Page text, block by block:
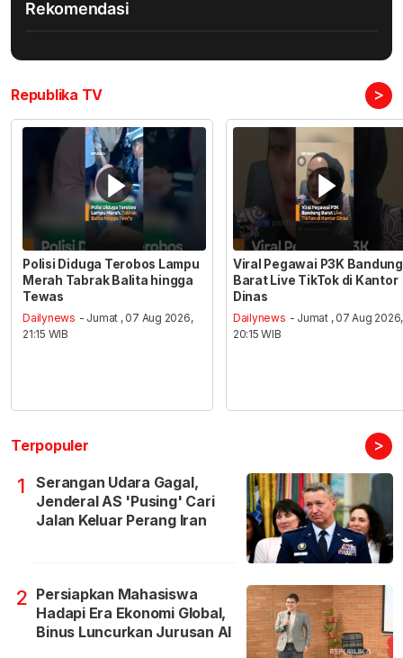
Rekomendasi
Republika TV >
Polisi Diduga Terobos Lampu
Merah Tabrak Balita hingga
Tewas
Dailynews - Jumat , 07 Aug 2026,
21:15 WIB
Viral Pegawai P3K Bandung
Barat Live TikTok di Kantor
Dinas
Dailynews - Jumat , 07 Aug 2026,
20:15 WIB
Terpopuler >
1
Serangan Udara Gagal,
Jenderal AS 'Pusing' Cari
Jalan Keluar Perang Iran
2 Persiapkan Mahasiswa
Hadapi Era Ekonomi Global,
Binus Luncurkan Jurusan AI